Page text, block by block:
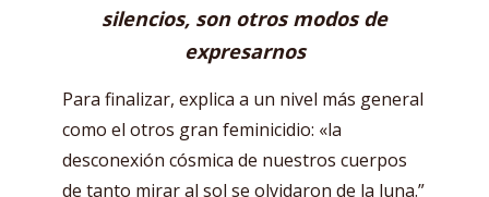
silencios, son otros modos de
expresarnos
Para finalizar, explica a un nivel más general
como el otros gran feminicidio: «la
desconexión cósmica de nuestros cuerpos
de tanto mirar al sol se olvidaron de la luna.”